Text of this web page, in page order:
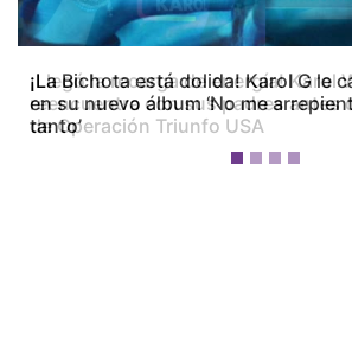
¡La Bichota está dolida! Karol G le
en su nuevo álbum ‘No me
tanto’